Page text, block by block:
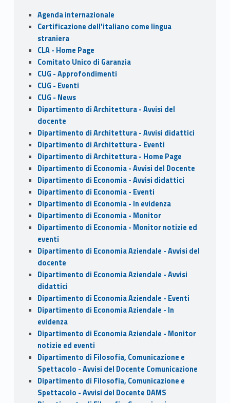
k
Sidebar
Agenda internazionale
Certificazione dell'italiano come lingua
straniera
CLA - Home Page
Comitato Unico di Garanzia
CUG - Approfondimenti
CUG - Eventi
CUG - News
Dipartimento di Architettura - Avvisi del
docente
Dipartimento di Architettura - Avvisi didattici
Dipartimento di Architettura - Eventi
Dipartimento di Architettura - Home Page
Dipartimento di Economia - Avvisi del Docente
Dipartimento di Economia - Avvisi didattici
Dipartimento di Economia - Eventi
Dipartimento di Economia - In evidenza
Dipartimento di Economia - Monitor
Dipartimento di Economia - Monitor notizie ed
eventi
Dipartimento di Economia Aziendale - Avvisi del
docente
Dipartimento di Economia Aziendale - Avvisi
didattici
Dipartimento di Economia Aziendale - Eventi
Dipartimento di Economia Aziendale - In
evidenza
Dipartimento di Economia Aziendale - Monitor
notizie ed eventi
Dipartimento di Filosofia, Comunicazione e
Spettacolo - Avvisi del Docente Comunicazione
Dipartimento di Filosofia, Comunicazione e
Spettacolo - Avvisi del Docente DAMS